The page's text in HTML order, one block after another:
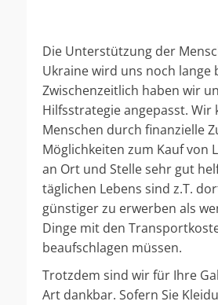
Die Unterstützung der
Ukraine wird uns noch lange
Zwischenzeitlich haben wir
Hilfsstrategie angepasst. Wir
Menschen durch finanzielle
Möglichkeiten zum Kauf von
an Ort und Stelle sehr gut
täglichen Lebens sind z.T.
günstiger zu erwerben als
Dinge mit den
beaufschlagen müssen.
Trotzdem sind wir für Ihre
Art dankbar. Sofern Sie